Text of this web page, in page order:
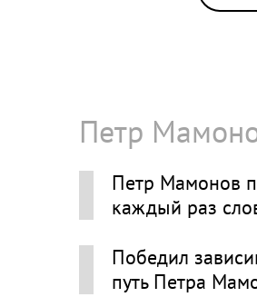
Петр
Петр Мамонов
каждый раз
Победил
путь Петра